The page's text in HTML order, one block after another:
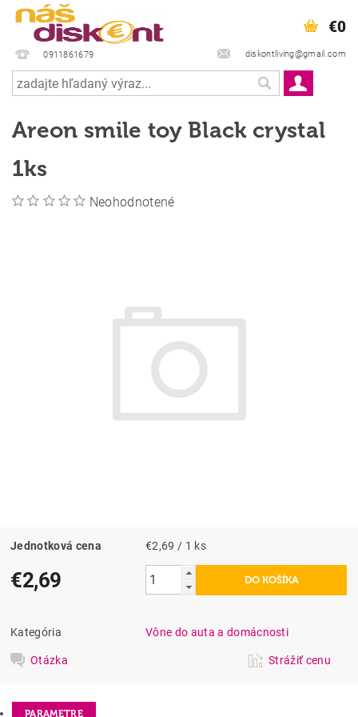
0911861679 diskontliving@gmail.com
€0
Areon smile toy Black crystal
1ks
Neohodnotené
Jednotková cena €2,69 / 1 ks
€2,69
Kategória Vône do auta a domácnosti
Otázka Strážiť cenu
PARAMETRE